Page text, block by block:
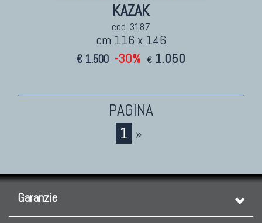
KAZAK
cod. 3187
cm 116 x 146
€ 1.500 -30% € 1.050
1 »
Garanzie